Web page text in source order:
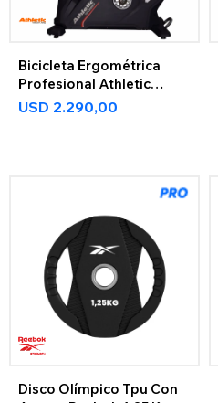
Bicicleta Ergométrica
Profesional Athletic
5900BV
USD 2.290,00
Disco Olímpico Tpu Con